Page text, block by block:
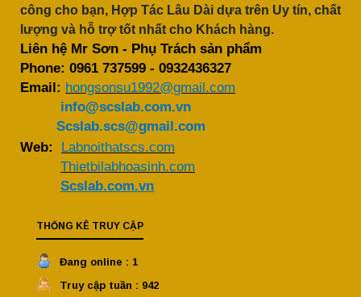
công cho bạn, Hợp Tác Lâu Dài dựa trên Uy tín, chất
lượng và hỗ trợ tốt nhất cho Khách hàng.
Liên hệ Mr Sơn - Phụ Trách sản phẩm
Phone: 0961 737599 - 0932436327
Email: hongsonsu1992@gmail.com
info@scslab.com.vn
Scslab.scs@gmail.com
Web: Labnoithatscs.com
Thietbilabhoasinh.com
Scslab.com.vn
THỐNG KÊ TRUY CẬP
Đang online : 1
Truy cập tuần : 942